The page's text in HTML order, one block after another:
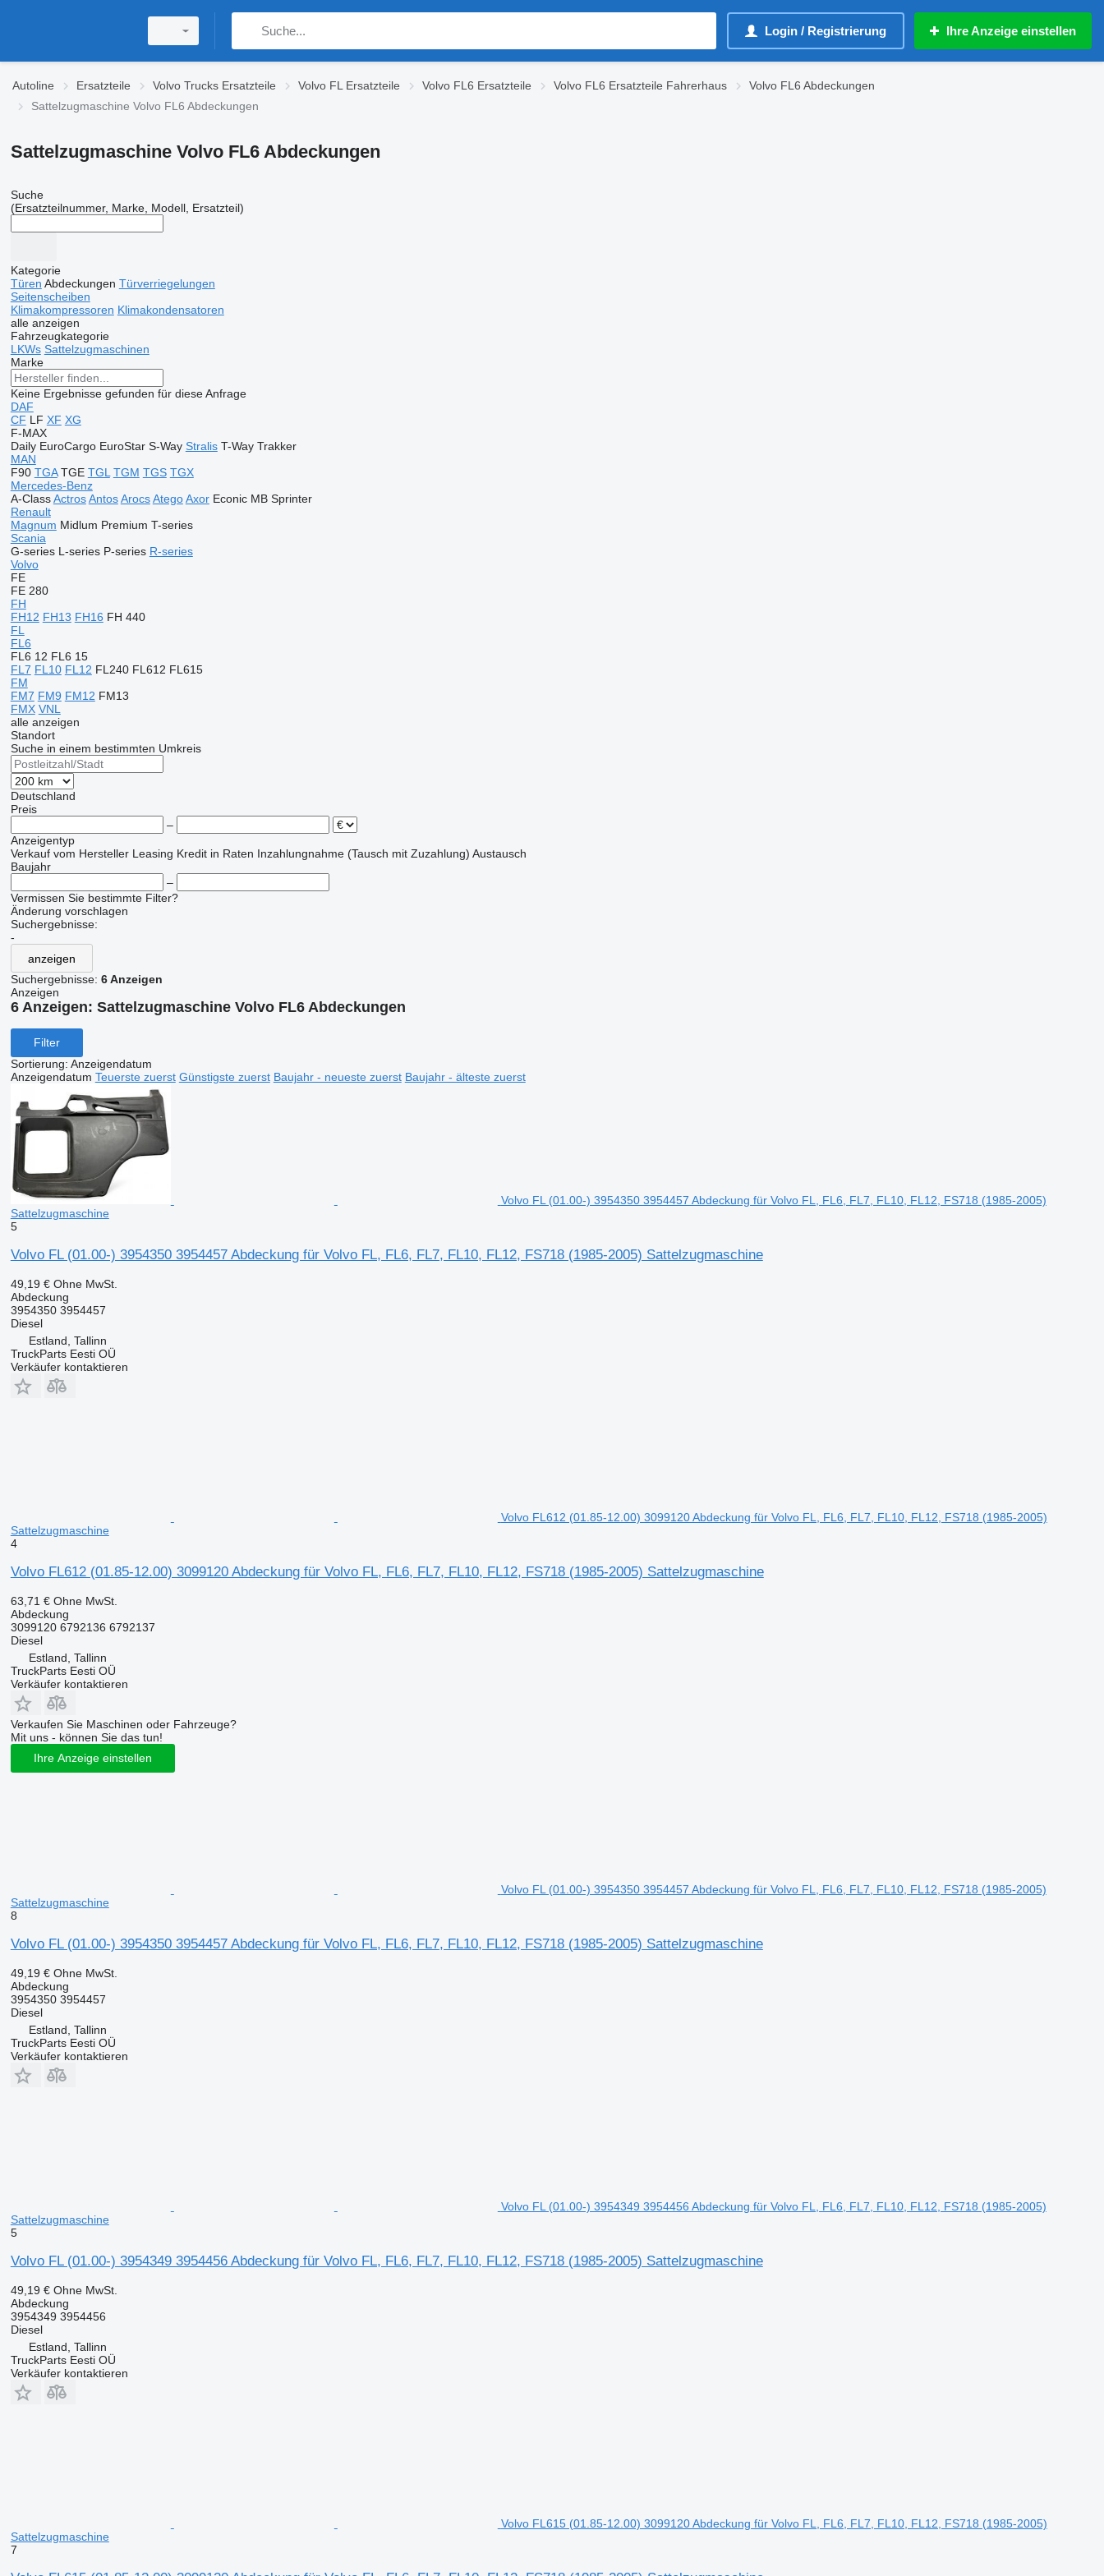
Login / Registrierung Ihre Anzeige einstellen
Autoline Ersatzteile Volvo Trucks Ersatzteile Volvo FL Ersatzteile Volvo FL6 Ersatzteile Volvo FL6 Ersatzteile Fahrerhaus
Volvo FL6 Abdeckungen
Sattelzugmaschine Volvo FL6 Abdeckungen
Sattelzugmaschine Volvo FL6 Abdeckungen
Suche
(Ersatzteilnummer, Marke, Modell, Ersatzteil)
Kategorie
Türen Abdeckungen Türverriegelungen
Seitenscheiben
Klimakompressoren Klimakondensatoren
alle anzeigen
Fahrzeugkategorie
LKWs Sattelzugmaschinen
Marke
Keine Ergebnisse gefunden für diese Anfrage
DAF
CF LF XF XG
F-MAX
Daily EuroCargo EuroStar S-Way Stralis T-Way Trakker
MAN
F90 TGA TGE TGL TGM TGS TGX
Mercedes-Benz
A-Class Actros Antos Arocs Atego Axor Econic MB Sprinter
Renault
Magnum Midlum Premium T-series
Scania
G-series L-series P-series R-series
Volvo
FE
FE 280
FH
FH12 FH13 FH16 FH 440
FL
FL6
FL6 12 FL6 15
FL7 FL10 FL12 FL240 FL612 FL615
FM
FM7 FM9 FM12 FM13
FMX VNL
alle anzeigen
Standort
Suche in einem bestimmten Umkreis
Deutschland
Preis
–
Anzeigentyp
Verkauf vom Hersteller Leasing Kredit in Raten Inzahlungnahme (Tausch mit Zuzahlung) Austausch
Baujahr
–
Vermissen Sie bestimmte Filter?
Änderung vorschlagen
Suchergebnisse:
-
anzeigen
Suchergebnisse: 6 Anzeigen
Anzeigen
6 Anzeigen: Sattelzugmaschine Volvo FL6 Abdeckungen
Filter
Sortierung: Anzeigendatum
Anzeigendatum Teuerste zuerst Günstigste zuerst Baujahr - neueste zuerst Baujahr - älteste zuerst
Volvo FL (01.00-) 3954350 3954457 Abdeckung für Volvo FL, FL6, FL7, FL10, FL12, FS718 (1985-2005)
Sattelzugmaschine
5
Volvo FL (01.00-) 3954350 3954457 Abdeckung für Volvo FL, FL6, FL7, FL10, FL12, FS718 (1985-2005) Sattelzugmaschine
49,19 € Ohne MwSt.
Abdeckung
3954350 3954457
Diesel
Estland, Tallinn
TruckParts Eesti OÜ
Verkäufer kontaktieren
Volvo FL612 (01.85-12.00) 3099120 Abdeckung für Volvo FL, FL6, FL7, FL10, FL12, FS718 (1985-2005)
Sattelzugmaschine
4
Volvo FL612 (01.85-12.00) 3099120 Abdeckung für Volvo FL, FL6, FL7, FL10, FL12, FS718 (1985-2005) Sattelzugmaschine
63,71 € Ohne MwSt.
Abdeckung
3099120 6792136 6792137
Diesel
Estland, Tallinn
TruckParts Eesti OÜ
Verkäufer kontaktieren
Verkaufen Sie Maschinen oder Fahrzeuge?
Mit uns - können Sie das tun!
Ihre Anzeige einstellen
Volvo FL (01.00-) 3954350 3954457 Abdeckung für Volvo FL, FL6, FL7, FL10, FL12, FS718 (1985-2005)
Sattelzugmaschine
8
Volvo FL (01.00-) 3954350 3954457 Abdeckung für Volvo FL, FL6, FL7, FL10, FL12, FS718 (1985-2005) Sattelzugmaschine
49,19 € Ohne MwSt.
Abdeckung
3954350 3954457
Diesel
Estland, Tallinn
TruckParts Eesti OÜ
Verkäufer kontaktieren
Volvo FL (01.00-) 3954349 3954456 Abdeckung für Volvo FL, FL6, FL7, FL10, FL12, FS718 (1985-2005)
Sattelzugmaschine
5
Volvo FL (01.00-) 3954349 3954456 Abdeckung für Volvo FL, FL6, FL7, FL10, FL12, FS718 (1985-2005) Sattelzugmaschine
49,19 € Ohne MwSt.
Abdeckung
3954349 3954456
Diesel
Estland, Tallinn
TruckParts Eesti OÜ
Verkäufer kontaktieren
Volvo FL615 (01.85-12.00) 3099120 Abdeckung für Volvo FL, FL6, FL7, FL10, FL12, FS718 (1985-2005)
Sattelzugmaschine
7